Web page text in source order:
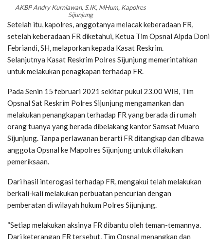
AKBP Andry Kurniawan, S.IK, MHum, Kapolres
Sijunjung
Setelah itu, kapolres, anggotanya melacak keberadaan FR,
setelah keberadaan FR diketahui, Ketua Tim Opsnal Aipda Doni
Febriandi, SH, melaporkan kepada Kasat Reskrim.
Selanjutnya Kasat Reskrim Polres Sijunjung memerintahkan
untuk melakukan penagkapan terhadap FR.
Pada Senin 15 februari 2021 sekitar pukul 23.00 WIB, Tim
Opsnal Sat Reskrim Polres Sijunjung mengamankan dan
melakukan penangkapan terhadap FR yang berada di rumah
orang tuanya yang berada dibelakang kantor Samsat Muaro
Sijunjung. Tanpa perlawanan berarti FR ditangkap dan dibawa
anggota Opsnal ke Mapolres Sijunjung untuk dilakukan
pemeriksaan.
Dari hasil interogasi terhadap FR, mengakui telah melakukan
berkali-kali melakukan perbuatan pencurian dengan
pemberatan di wilayah hukum Polres Sijunjung.
“Setiap melakukan aksinya FR dibantu oleh teman-temannya.
Dari keterangan FR tersebut, Tim Opsnal menangkap dan